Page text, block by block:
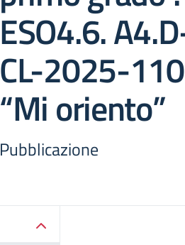
ESO4.6.
CL-2025-
“Mi oriento”
Pubblicazione